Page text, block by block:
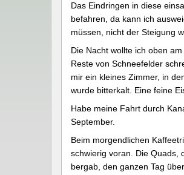
Das Eindringen in diese
befahren, da kann ich
müssen, nicht der Steigung
Die Nacht wollte ich oben
Reste von Schneefelder
mir ein kleines Zimmer, in
wurde bitterkalt. Eine feine
Habe meine Fahrt durch
September.
Beim morgendlichen
schwierig voran. Die Quads,
bergab, den ganzen Tag